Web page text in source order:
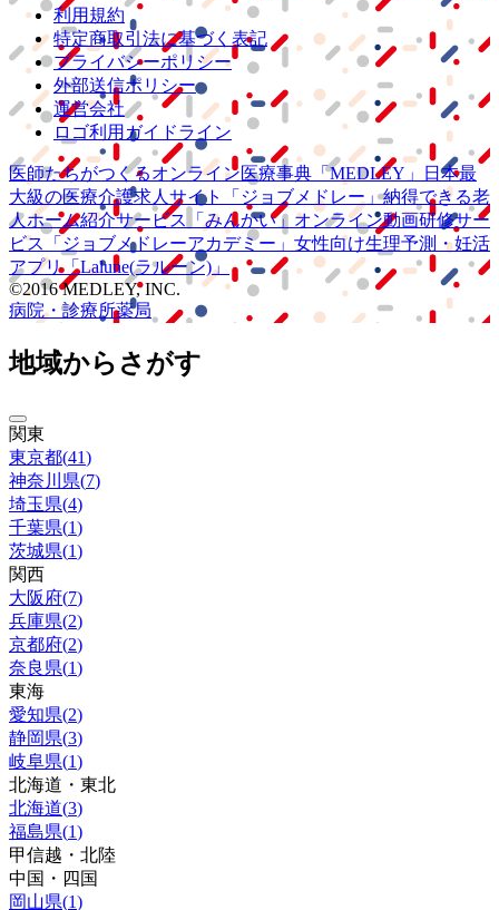
利用規約
特定商取引法に基づく表記
プライバシーポリシー
外部送信ポリシー
運営会社
ロゴ利用ガイドライン
医師たちがつくるオンライン医療事典 「MEDLEY」
日本最
大級の医療介護求人サイト 「ジョブメドレー」納得できる老
人ホーム紹介サービス
「みんかい」 オンライン動画研修サー
ビス
「ジョブメドレーアカデミー」 女性向け生理予測・妊活
アプリ「Lalune(ラルーン)」
©2016 MEDLEY, INC.
病院・診療所薬局
地域からさがす
関東
東京都(41)
神奈川県(7)
埼玉県(4)
千葉県(1)
茨城県(1)
関西
大阪府(7)
兵庫県(2)
京都府(2)
奈良県(1)
東海
愛知県(2)
静岡県(3)
岐阜県(1)
北海道・東北
北海道(3)
福島県(1)
甲信越・北陸
中国・四国
岡山県(1)